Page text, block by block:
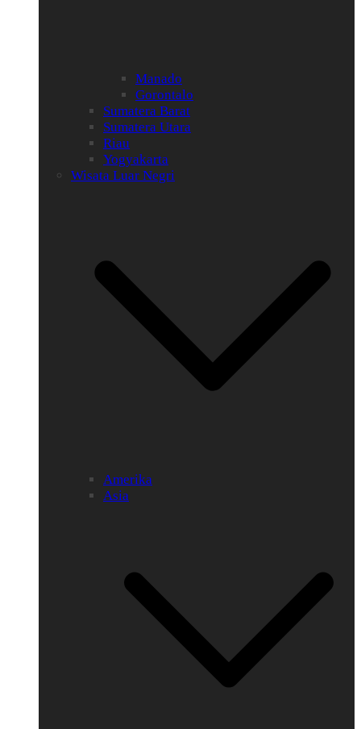
Manado
Gorontalo
Sumatera Barat
Sumatera Utara
Riau
Yogyakarta
Wisata Luar Negri
Amerika
Asia